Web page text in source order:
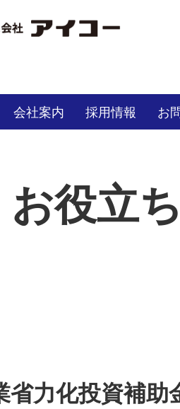
会社案内 採用情報 お
お役立
省力化投資補